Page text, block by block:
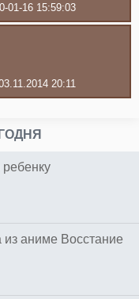
01-16 15:59:03
20:11
аниме Восстание